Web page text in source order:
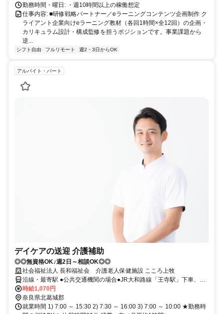
勤務時間・曜日: ・週10時間以上の稼働想定
仕事内容: ■研修戦略パートナー／eラーニングコンテンツ企画制作 ク
ライアント企業向けeラーニング教材（各回1時間×全12回）の企画・
カリキュラム設計・構成監修を担うポジションです。事業課題から
逆...
シフト自由 フルリモート 週2・3日からOK
アルバイト・パート
デイケアの送迎 介護補助
◎◎無資格OK♪週2日～相談OK◎◎
社会福祉法人 長和福祉会 介護老人保健施設 こころ上牧
沿線・最寄駅 ●公共交通機関の場合●JR大和路線「王寺駅」下車、奈
良交通バス ラスパ西大和バス停下車 徒歩5分●車の場合●近鉄田原本
線 佐味田川駅 から 車5分
時給1,070円
奈良県北葛城郡
就業時間 1) 7:00 ～ 15:30 2) 7:30 ～ 16:00 3) 7:00 ～ 10:00 ★勤務時